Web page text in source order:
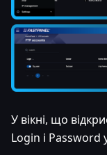
У вікні, що
Login і Password